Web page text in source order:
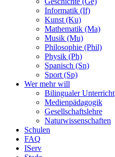
Informatik (If)
Kunst (Ku)
Mathematik (Ma)
Musik (Mu)
Philosophie (Phil)
Physik (Ph)
Spanisch (Sn)
Sport (Sp)
Wer mehr will
Bilingualer Unterricht
Medienpädagogik
Gesellschaftslehre
Naturwissenschaften
Schulen
FAQ
IServ